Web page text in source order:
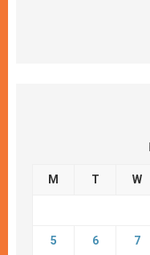
M T W
5 6 7